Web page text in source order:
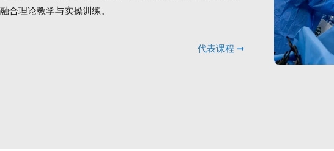
融合理论教学与实操训练。
代表课程 ➞